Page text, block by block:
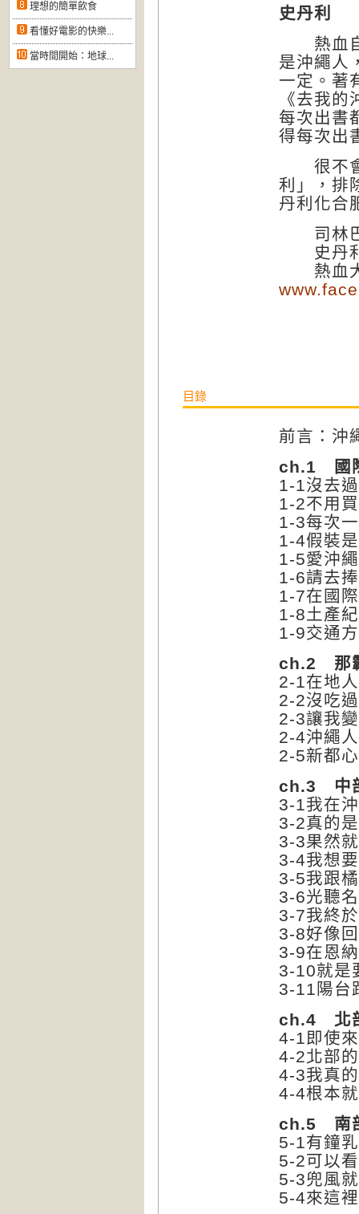
理想的簡單飲食
看懂好電影的快樂...
當時間開始：地球...
史丹利
熱血自
是沖繩人
一定。著
《去我
每次出書
得每次出
很不會
利」，排
丹利化合
司林巴
史丹利
熱血大
目錄
前言：沖
ch.1 國
1-1沒去
1-2不用
1-3每次
1-4假裝
1-5愛沖
1-6請去
1-7在國
1-8土產
1-9交通
ch.2 那
2-1在地
2-2沒吃
2-3讓我
2-4沖繩
2-5新都
ch.3 中
3-1我在
3-2真的
3-3果然
3-4我想
3-5我跟
3-6光聽
3-7我終
3-8好像
3-9在恩
3-10就是
3-11陽台
ch.4 北
4-1即使
4-2北部
4-3我真
4-4根本
ch.5 南
5-1有鐘
5-2可以
5-3兜風
5-4來這